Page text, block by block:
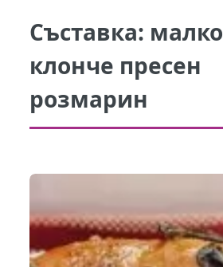
Съставка: малко
клонче пресен
розмарин